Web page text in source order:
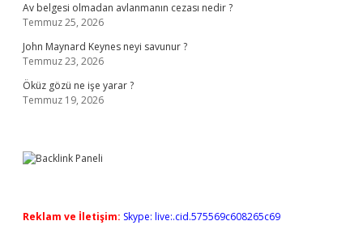
Av belgesi olmadan avlanmanın cezası nedir ?
Temmuz 25, 2026
John Maynard Keynes neyi savunur ?
Temmuz 23, 2026
Öküz gözü ne işe yarar ?
Temmuz 19, 2026
Reklam ve İletişim: Skype: live:.cid.575569c608265c69